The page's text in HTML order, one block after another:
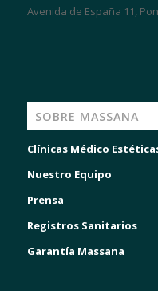
Avenida de España 11,
SOBRE MASSANA
Clínicas Médico
Nuestro Equipo
Prensa
Registros Sanitarios
Garantía Massana